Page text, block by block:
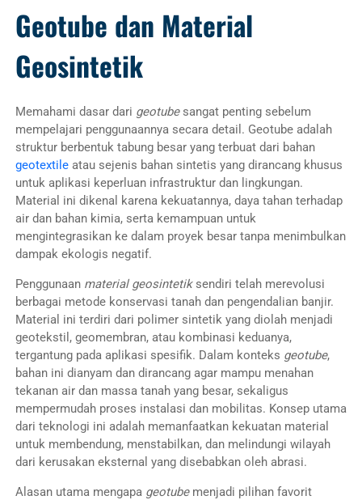
Geotube dan Material
Geosintetik
Memahami dasar dari geotubesangat penting sebelum
mempelajari penggunaannya secara detail. Geotube adalah
struktur berbentuk tabung besar yang terbuat dari bahan
geotextileatau sejenis bahan sintetis yang dirancang khusus
untuk aplikasi keperluan infrastruktur dan lingkungan.
Material ini dikenal karena kekuatannya, daya tahan terhadap
air dan bahan kimia, serta kemampuan untuk
mengintegrasikan ke dalam proyek besar tanpa menimbulkan
dampak ekologis negatif.
Penggunaan material geosintetiksendiri telah merevolusi
berbagai metode konservasi tanah dan pengendalian banjir.
Material ini terdiri dari polimer sintetik yang diolah menjadi
geotekstil, geomembran, atau kombinasi keduanya,
tergantung pada aplikasi spesifik. Dalam konteks geotube,
bahan ini dianyam dan dirancang agar mampu menahan
tekanan air dan massa tanah yang besar, sekaligus
mempermudah proses instalasi dan mobilitas. Konsep utama
dari teknologi ini adalah memanfaatkan kekuatan material
untuk membendung, menstabilkan, dan melindungi wilayah
dari kerusakan eksternal yang disebabkan oleh abrasi.
Alasan utama mengapa geotubemenjadi pilihan favorit